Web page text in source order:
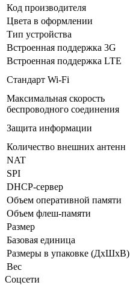
Код производителя
Цвета в оформлении
Тип устройства
Встроенная поддержка 3G
Встроенная поддержка LTE
Стандарт Wi-Fi
Максимальная скорость
беспроводного соединения
Защита информации
Количество внешних антенн
NAT
SPI
DHCP-сервер
Объем оперативной памяти
Объем флеш-памяти
Размер
Базовая единица
Размеры в упаковке (ДхШхВ)
Вес
Соцсети